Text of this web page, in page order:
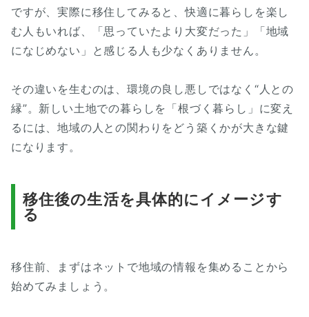
ですが、実際に移住してみると、快適に暮らしを楽し
む人もいれば、「思っていたより大変だった」「地域
になじめない」と感じる人も少なくありません。
その違いを生むのは、環境の良し悪しではなく“人との
縁”。新しい土地での暮らしを「根づく暮らし」に変え
るには、地域の人との関わりをどう築くかが大きな鍵
になります。
移住後の生活を具体的にイメージす
る
移住前、まずはネットで地域の情報を集めることから
始めてみましょう。